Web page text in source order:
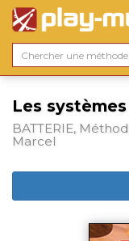
Les
BATTERIE,
Marcel